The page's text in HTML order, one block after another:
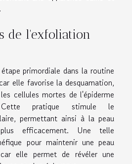
de l'exfoliation
primordiale dans la routine
elle favorise la desquamation,
cellules mortes de l'épiderme
pratique stimule le
permettant ainsi à la peau
efficacement. Une telle
pour maintenir une peau
elle permet de révéler une